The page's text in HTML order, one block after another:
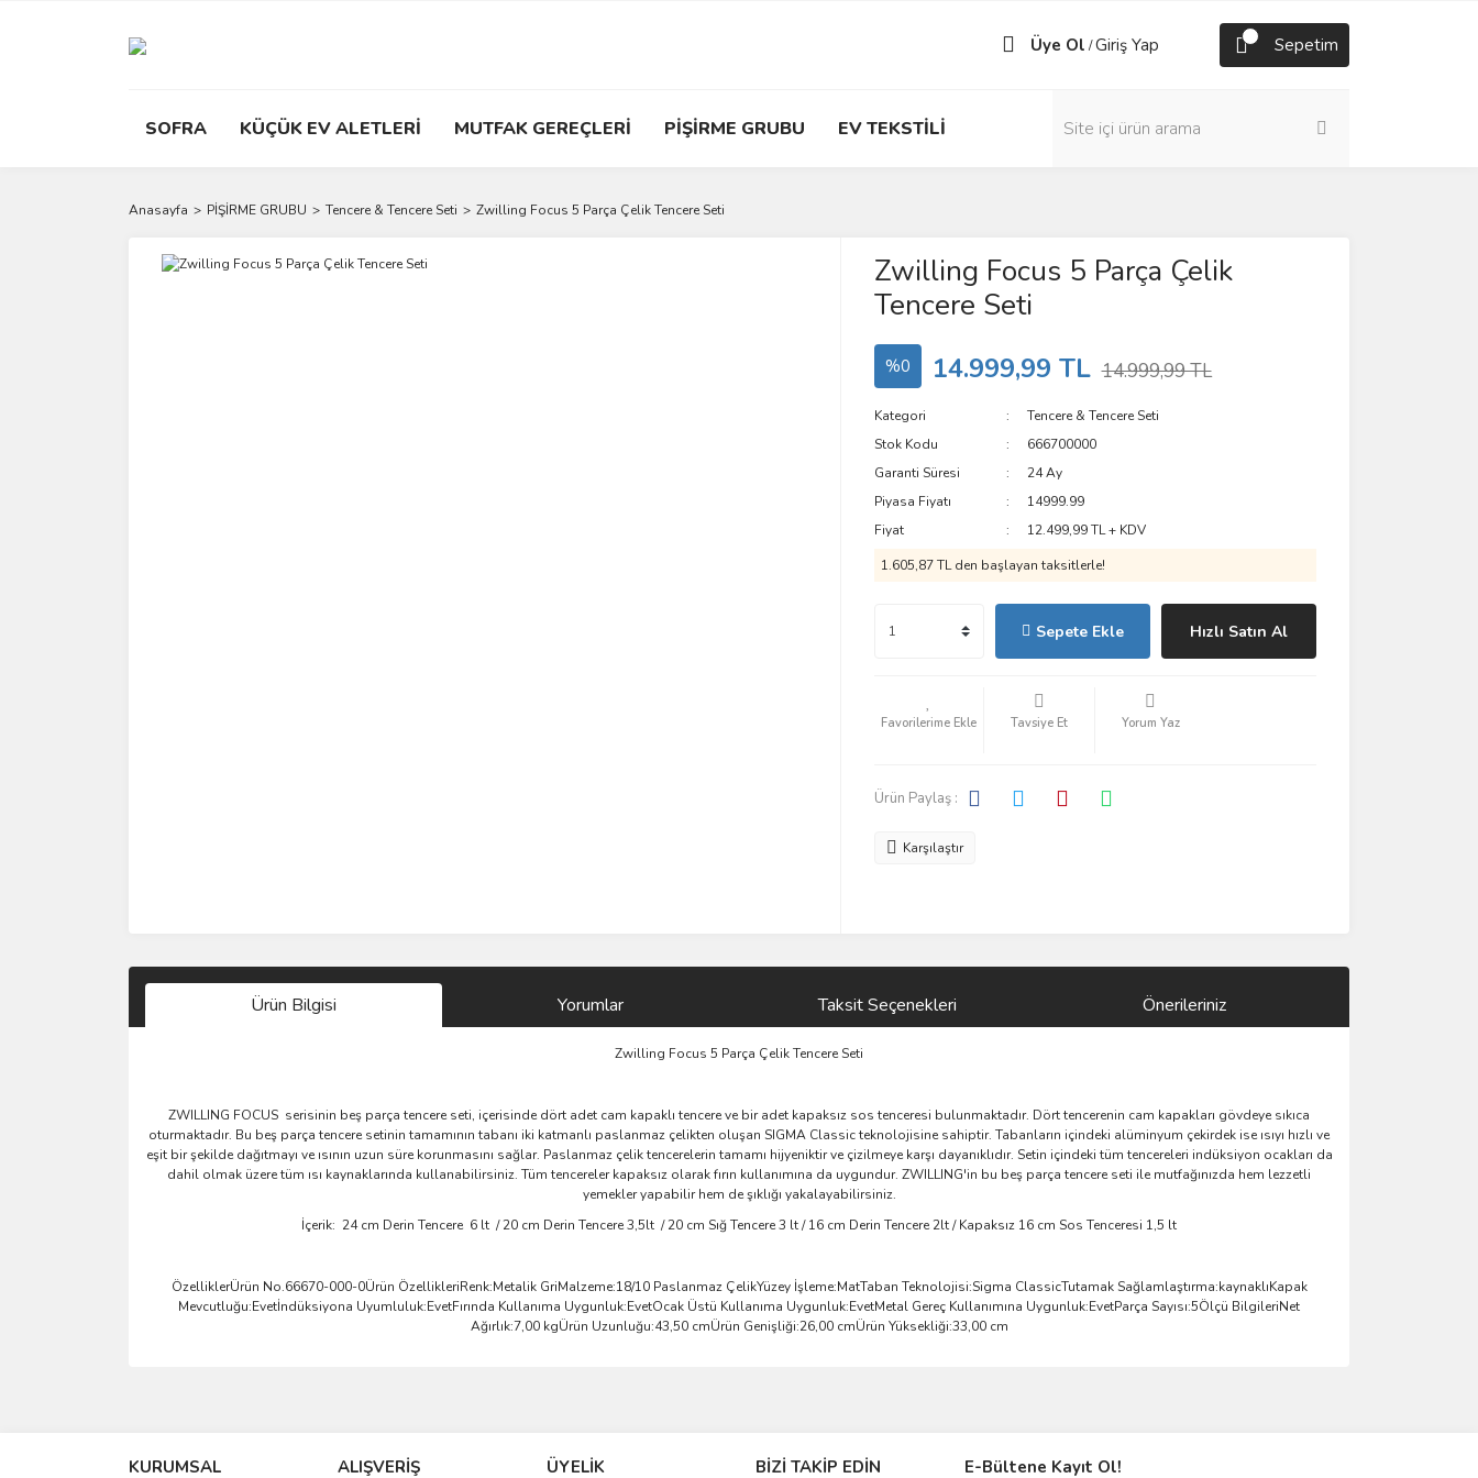
Üye Ol /Giriş Yap Sepetim
SOFRA KÜÇÜK EV ALETLERİ MUTFAK GEREÇLERİ PİŞİRME GRUBU EV TEKSTİLİ
Anasayfa PİŞİRME GRUBU Tencere & Tencere Seti Zwilling Focus 5 Parça Çelik Tencere Seti
Zwilling Focus 5 Parça Çelik
Tencere Seti
%0 14.999,99 TL 14.999,99 TL
Kategori
Tencere & Tencere Seti
Stok Kodu
666700000
Garanti Süresi
24 Ay
Piyasa Fiyatı
14999.99
Fiyat
12.499,99 TL + KDV
1.605,87 TL den başlayan taksitlerle!
Sepete Ekle Hızlı Satın Al
Tavsiye Et Yorum Yaz
Ürün Paylaş :
Karşılaştır
Ürün Bilgisi Yorumlar Taksit Seçenekleri Önerileriniz
Zwilling Focus 5 Parça Çelik Tencere Seti
ZWILLING FOCUS serisinin beş parça tencere seti, içerisinde dört adet cam kapaklı tencere ve bir adet kapaksız sos tenceresi bulunmaktadır. Dört tencerenin cam kapakları gövdeye sıkıca
oturmaktadır. Bu beş parça tencere setinin tamamının tabanı iki katmanlı paslanmaz çelikten oluşan SIGMA Classic teknolojisine sahiptir. Tabanların içindeki alüminyum çekirdek ise ısıyı hızlı ve
eşit bir şekilde dağıtmayı ve ısının uzun süre korunmasını sağlar. Paslanmaz çelik tencerelerin tamamı hijyeniktir ve çizilmeye karşı dayanıklıdır. Setin içindeki tüm tencereleri indüksiyon ocakları da
dahil olmak üzere tüm ısı kaynaklarında kullanabilirsiniz. Tüm tencereler kapaksız olarak fırın kullanımına da uygundur. ZWILLING'in bu beş parça tencere seti ile mutfağınızda hem lezzetli
yemekler yapabilir hem de şıklığı yakalayabilirsiniz.
İçerik: 24 cm Derin Tencere 6 lt / 20 cm Derin Tencere 3,5lt / 20 cm Sığ Tencere 3 lt / 16 cm Derin Tencere 2lt / Kapaksız 16 cm Sos Tenceresi 1,5 lt
ÖzelliklerÜrün No.66670-000-0Ürün ÖzellikleriRenk:Metalik GriMalzeme:18/10 Paslanmaz ÇelikYüzey İşleme:MatTaban Teknolojisi:Sigma ClassicTutamak Sağlamlaştırma:kaynaklıKapak
Mevcutluğu:Evetİndüksiyona Uyumluluk:EvetFırında Kullanıma Uygunluk:EvetOcak Üstü Kullanıma Uygunluk:EvetMetal Gereç Kullanımına Uygunluk:EvetParça Sayısı:5Ölçü BilgileriNet
Ağırlık:7,00 kgÜrün Uzunluğu:43,50 cmÜrün Genişliği:26,00 cmÜrün Yüksekliği:33,00 cm
Ürün resmi kalitesiz, bozuk veya görüntülenemiyor.
KURUMSAL ALIŞVERİŞ ÜYELİK BİZİ TAKİP EDİN E-Bültene Kayıt Ol!